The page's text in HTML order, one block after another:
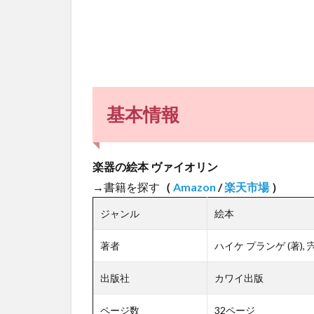
基本情報
楽器の絵本 ヴァイオリン
→書籍を探す （ Amazon /楽天市場）
ジャンル 絵本
著者 ハイケ プランゲ (著),
出版社 カワイ出版
ページ数 32ページ